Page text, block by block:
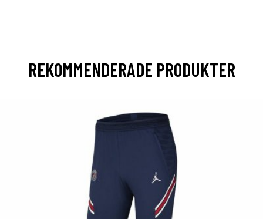
REKOMMENDERADE PRODUKTER